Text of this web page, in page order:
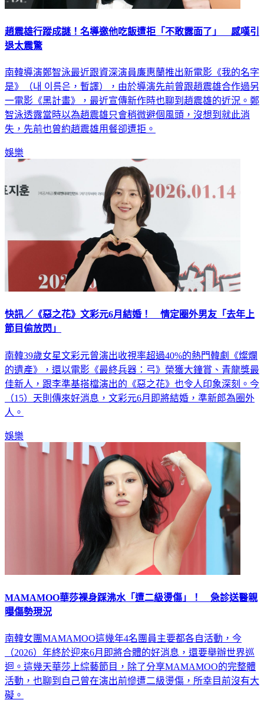
趙震雄行蹤成謎！名導邀他吃飯遭拒「不敢露面了」 感嘆引
退太震驚
南韓導演鄭智泳最近跟資深演員廉惠蘭推出新電影《我的名字
是》（내 이름은，暫譯），由於導演先前曾跟趙震雄合作過另
一電影《黑計畫》，最近宣傳新作時也聊到趙震雄的近況。鄭
智泳透露當時以為趙震雄只會稍微避個風頭，沒想到就此消
失，先前也曾約趙震雄用餐卻遭拒。
娛樂
快訊／《惡之花》文彩元6月結婚！ 情定圈外男友「去年上
節目偷放閃」
南韓39歲女星文彩元曾演出收視率超過40%的熱門韓劇《燦爛
的遺產》，還以電影《最終兵器：弓》榮獲大鐘賞、青龍獎最
佳新人，跟李準基搭檔演出的《惡之花》也令人印象深刻。今
（15）天則傳來好消息，文彩元6月即將結婚，準新郎為圈外
人。
娛樂
MAMAMOO華莎裸身踩沸水「遭二級燙傷」！ 急診送醫親
曝傷勢現況
南韓女團MAMAMOO這幾年4名團員主要都各自活動，今
（2026）年終於迎來6月即將合體的好消息，還要舉辦世界巡
迴。這幾天華莎上綜藝節目，除了分享MAMAMOO的完整體
活動，也聊到自己曾在演出前慘遭二級燙傷，所幸目前沒有大
礙。